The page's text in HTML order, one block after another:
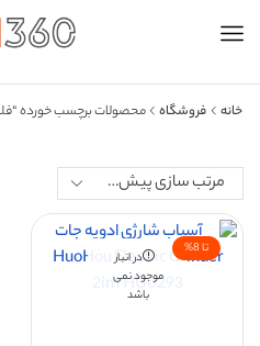
خانه فروشگاه محصولات برچسب خورده
تا 8%
در انبار
موجود نمی
باشد